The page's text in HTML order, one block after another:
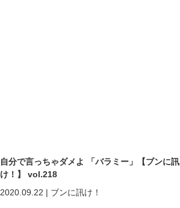
自分で言っちゃダメよ 「バラミー」【ブンに訊
け！】 vol.218
2020.09.22 | ブンに訊け！